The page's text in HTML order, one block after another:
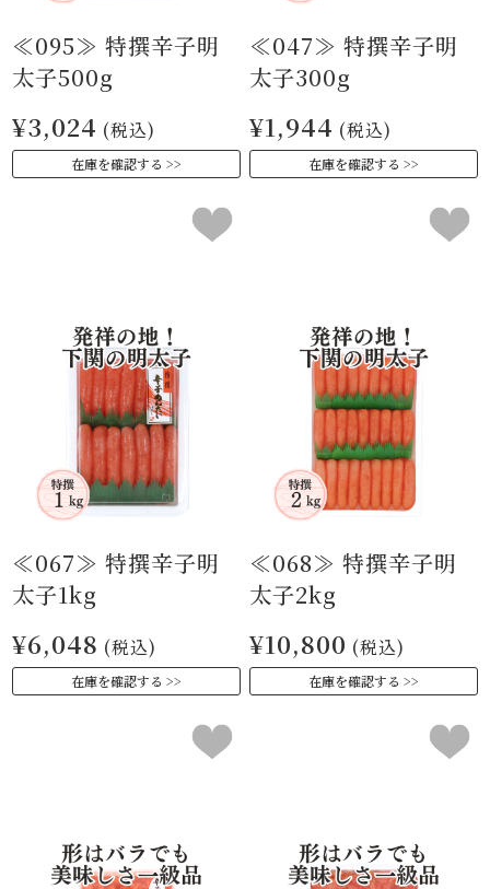
≪095≫ 特撰辛子明
太子500g
¥3,024 (税込)
在庫を確認する
≪047≫ 特撰辛子明
太子300g
¥1,944 (税込)
在庫を確認する
≪067≫ 特撰辛子明
太子1kg
¥6,048 (税込)
在庫を確認する
≪068≫ 特撰辛子明
太子2kg
¥10,800 (税込)
在庫を確認する